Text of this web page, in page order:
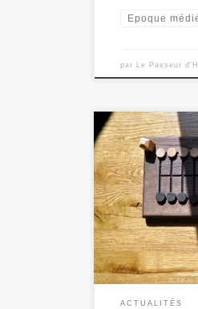
Epoque
par Le Passeur
Le sahkku (ou
poursuite/capture
ACTUALITÉS